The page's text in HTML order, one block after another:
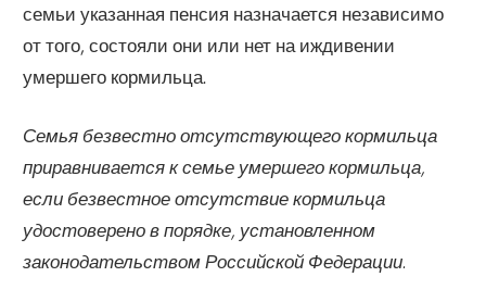
семьи указанная пенсия назначается независимо
от того, состояли они или нет на иждивении
умершего кормильца.
Семья безвестно отсутствующего кормильца
приравнивается к семье умершего кормильца,
если безвестное отсутствие кормильца
удостоверено в порядке, установленном
законодательством Российской Федерации.